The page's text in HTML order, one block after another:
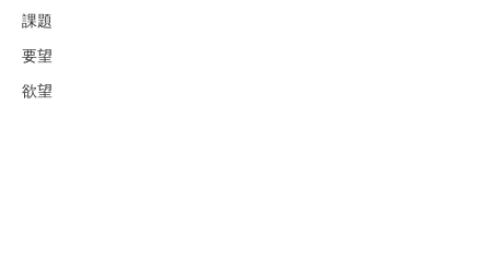
課題
要望
欲望